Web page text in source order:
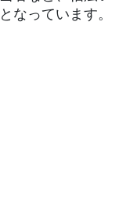
なっています。